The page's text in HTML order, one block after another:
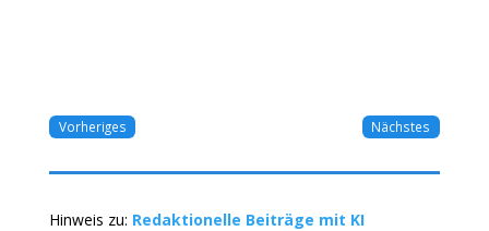
Vorheriges Nächstes
Hinweis zu: Redaktionelle Beiträge mit KI